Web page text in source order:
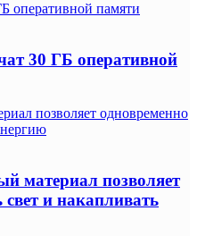
оперативной памяти
30 ГБ оперативной
позволяет одновременно
материал позволяет
и накапливать